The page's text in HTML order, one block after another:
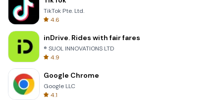
TikTok Pte. Ltd.
4.6
inDrive. Rides with fair fares
® SUOL INNOVATIONS LTD
4.9
Google Chrome
Google LLC
4.1